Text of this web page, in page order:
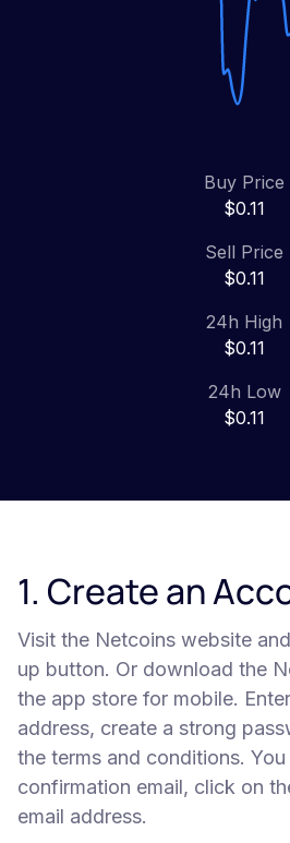
Buy Price
$0.11
Sell Price
$0.11
24h High
$0.11
24h Low
$0.11
1. Create an
Visit the Netcoins website
up button. Or download the
the app store for mobile.
address, create a strong
the terms and conditions.
confirmation email, click on
email address.